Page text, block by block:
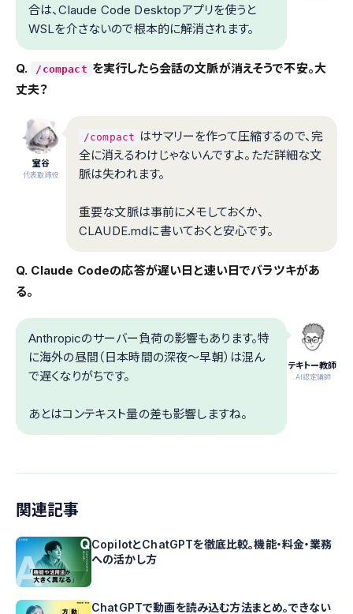
合は、Claude Code Desktopアプリを使うと
WSLを介さないので根本的に解消されます。
Q. /compact を実行したら会話の文脈が消えそうで不安。大
丈夫？
室谷
代表取締役
/compact はサマリーを作って圧縮するので、完
全に消えるわけじゃないんですよ。ただ詳細な文
脈は失われます。
重要な文脈は事前にメモしておくか、
CLAUDE.mdに書いておくと安心です。
Q. Claude Codeの応答が遅い日と速い日でバラツキがあ
る。
テキトー教師
.AI認定講師
Anthropicのサーバー負荷の影響もあります。特
に海外の昼間（日本時間の深夜〜早朝）は混ん
で遅くなりがちです。
あとはコンテキスト量の差も影響しますね。
関連記事
CopilotとChatGPTを徹底比較。機能・料金・業務
への活かし方
ChatGPTで動画を読み込む方法まとめ。できない